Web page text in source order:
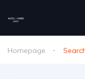
Homepage